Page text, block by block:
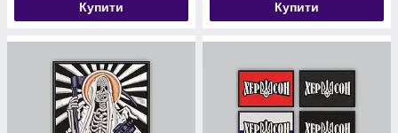
Купити Купити